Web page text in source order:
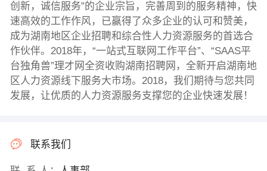
创新，诚信服务”的企业宗旨，完善周到的服务精神，快
速高效的工作作风，已赢得了众多企业的认可和赞美，
成为湖南地区企业招聘和综合性人力资源服务的首选合
作伙伴。2018年，“一站式互联网工作平台”、“SAAS平
台独角兽”理才网全资收购湖南招聘网，全新开启湖南地
区人力资源线下服务大市场。2018，我们期待与您共同
发展，让优质的人力资源服务支撑您的企业快速发展！
联系我们